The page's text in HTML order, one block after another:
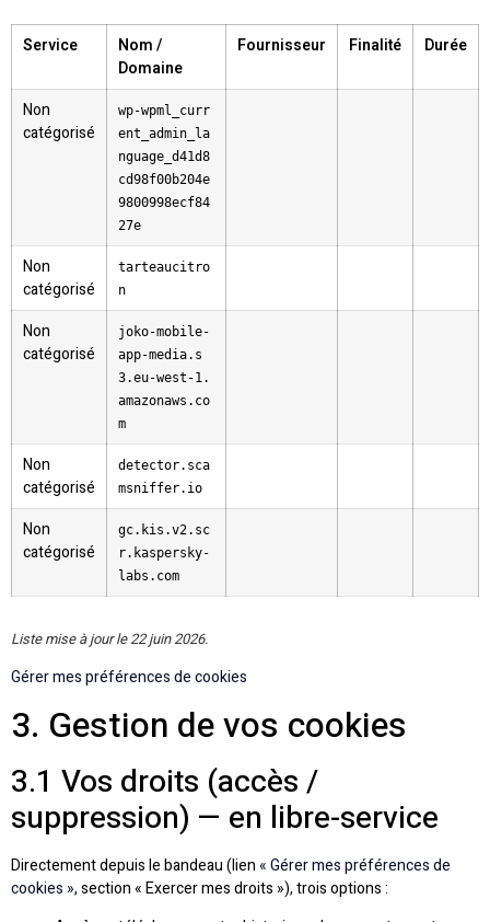
Service
Nom /
Domaine
Fournisseur Finalité Durée
Non
catégorisé
wp-wpml_curr
ent_admin_la
nguage_d41d8
cd98f00b204e
9800998ecf84
27e
Non
catégorisé
tarteaucitro
n
Non
catégorisé
joko-mobile-
app-media.s
3.eu-west-1.
amazonaws.co
m
Non
catégorisé
detector.sca
msniffer.io
Non
catégorisé
gc.kis.v2.sc
r.kaspersky-
labs.com
Liste mise à jour le 22 juin 2026.
Gérer mes préférences de cookies
3. Gestion de vos cookies
3.1 Vos droits (accès /
suppression) — en libre-service
Directement depuis le bandeau (lien« Gérer mes préférences de
cookies », section « Exercer mes droits »), trois options :